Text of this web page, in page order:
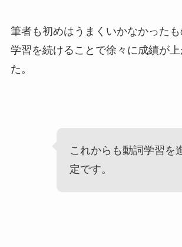
筆者も初めはうまくいかなかった
学習を続けることで徐々に成績が
た。
これからも動詞学習を
定です。